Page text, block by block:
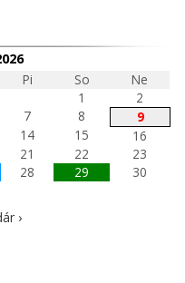
Pi So
Ne
1
2
7 8
9
14 15
16
21 22
23
28 29
30
›